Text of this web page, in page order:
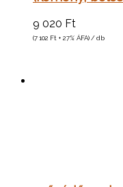
9 020 Ft
(7 102 Ft + 27% ÁFA) / db